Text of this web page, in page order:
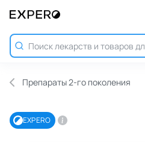
Препараты 2-го поколения
EXPERO